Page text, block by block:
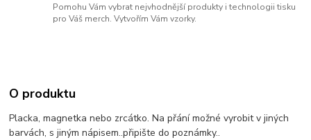
Pomohu Vám vybrat nejvhodnější produkty i technologii tisku
pro Váš merch. Vytvořím Vám vzorky.
O produktu
Placka, magnetka nebo zrcátko. Na přání možné vyrobit v jiných
barvách, s jiným nápisem..připište do poznámky..